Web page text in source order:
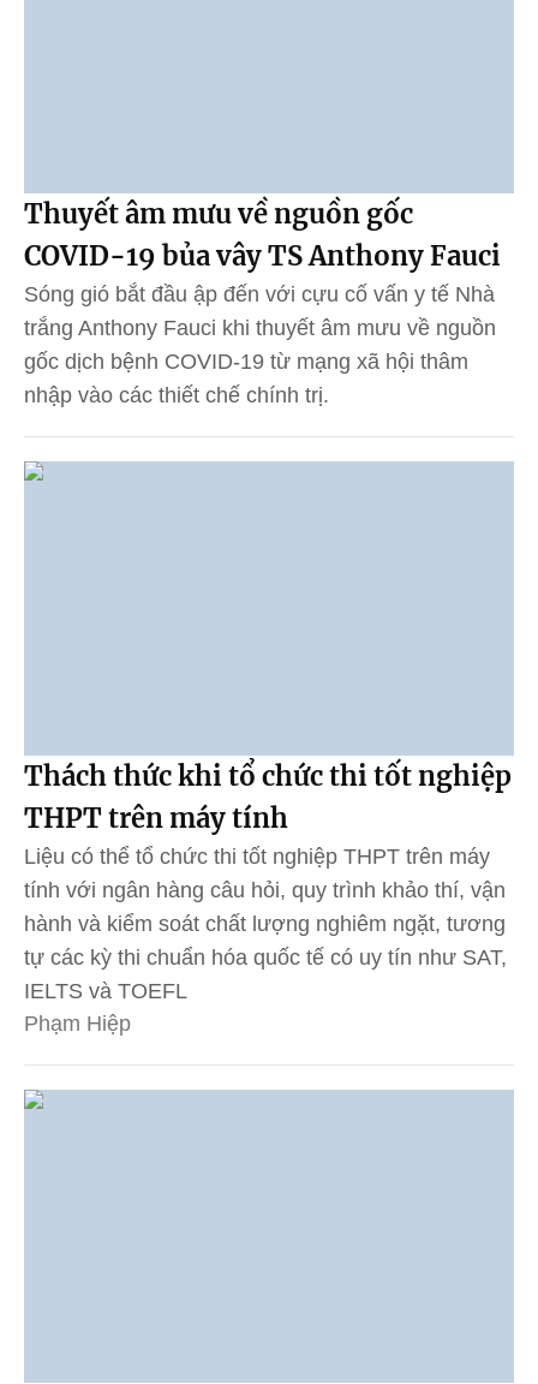
Thuyết âm mưu về nguồn gốc
COVID-19 bủa vây TS Anthony Fauci
Sóng gió bắt đầu ập đến với cựu cố vấn y tế Nhà
trắng Anthony Fauci khi thuyết âm mưu về nguồn
gốc dịch bệnh COVID-19 từ mạng xã hội thâm
nhập vào các thiết chế chính trị.
Thách thức khi tổ chức thi tốt nghiệp
THPT trên máy tính
Liệu có thể tổ chức thi tốt nghiệp THPT trên máy
tính với ngân hàng câu hỏi, quy trình khảo thí, vận
hành và kiểm soát chất lượng nghiêm ngặt, tương
tự các kỳ thi chuẩn hóa quốc tế có uy tín như SAT,
IELTS và TOEFL
Phạm Hiệp